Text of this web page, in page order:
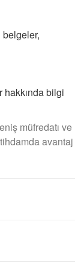
belgeler,
bilgi
müfredatı ve
avantaj